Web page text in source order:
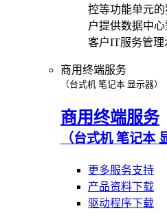
控等功能单元
户提供数据中
客户IT服务管理
商用终端服务
（台式机 笔记本 显示器）
商用终端服务
（台式机 笔记本
更多服务支持
产品资料下载
驱动程序下载